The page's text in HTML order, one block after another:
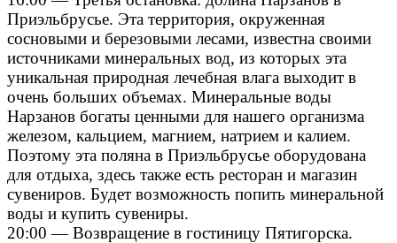
Приэльбрусье. Эта территория, окруженная
сосновыми и березовыми лесами, известна своими
источниками минеральных вод, из которых эта
уникальная природная лечебная влага выходит в
очень больших объемах. Минеральные воды
Нарзанов богаты ценными для нашего организма
железом, кальцием, магнием, натрием и калием.
Поэтому эта поляна в Приэльбрусье оборудована
для отдыха, здесь также есть ресторан и магазин
сувениров. Будет возможность попить минеральной
воды и купить сувениры.
20:00 — Возвращение в гостиницу Пятигорска.